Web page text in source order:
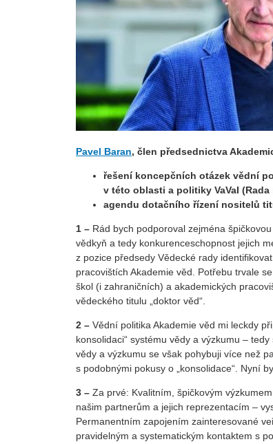
Pavel Baran, člen předsednictva
řešení koncepčních otázek vědní
v této oblasti a politiky VaVaI
agendu dotačního řízení nositelů
1 – Rád bych podporoval zejména
vědkyň a tedy konkurenceschopnost jejich
z pozice předsedy Vědecké rady
pracovištích Akademie věd. Potřebu trvale
škol (i zahraničních) a akademických
vědeckého titulu „doktor věd“.
2 – Vědní politika Akademie věd mi leckdy
konsolidaci“ systému vědy a výzkumu –
vědy a výzkumu se však pohybuji více než
s podobnými pokusy o „konsolidace“. Nyní
3 – Za prvé: Kvalitním, špičkovým
našim partnerům a jejich reprezentacím –
Permanentním zapojením zainteresované
pravidelným a systematickým kontaktem s